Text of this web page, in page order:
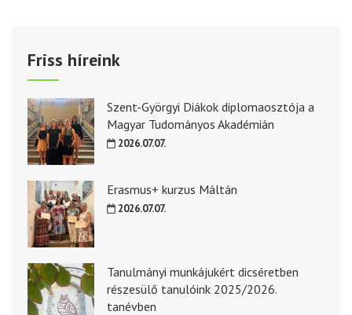
Friss híreink
Szent-Györgyi Diákok diplomaosztója a
Magyar Tudományos Akadémián
2026.07.07.
Erasmus+ kurzus Máltán
2026.07.07.
Tanulmányi munkájukért dicséretben
részesülő tanulóink 2025/2026.
tanévben